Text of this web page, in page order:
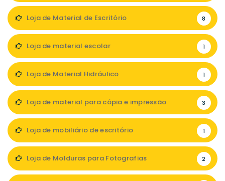
Loja de Material de Escritório 8
Loja de material escolar 1
Loja de Material Hidráulico 1
Loja de material para cópia e impressão 3
Loja de mobiliário de escritório 1
Loja de Molduras para Fotografias 2